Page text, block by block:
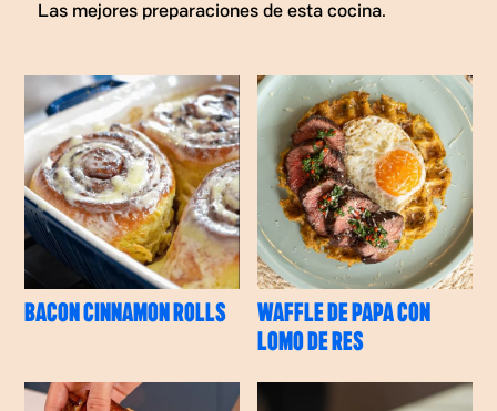
Las mejores preparaciones de esta cocina.
BACON CINNAMON ROLLS
WAFFLE DE PAPA CON
LOMO DE RES